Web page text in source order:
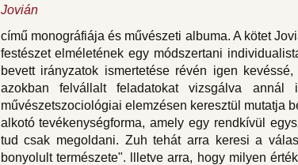
Jovián
című monográfiája és művészeti albuma. A kötet
festészet elméletének egy módszertani
bevett irányzatok ismertetése révén igen
azokban felvállalt feladatokat vizsgálva
művészetszociológiai elemzésen keresztül mutatja
alkotó tevékenységforma, amely egy rendkívül
tud csak megoldani. Zuh tehát arra keresi a
bonyolult természete". llletve arra, hogy milyen